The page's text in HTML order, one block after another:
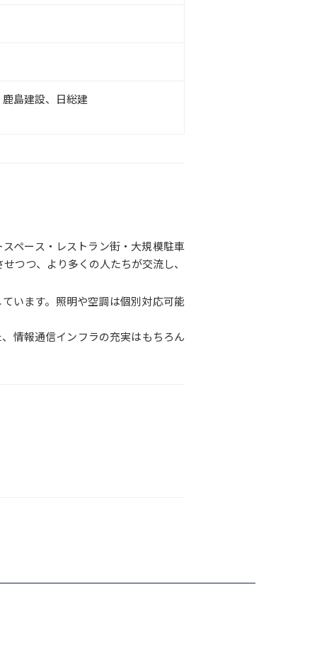
島建設、日総建
ペース・レストラン街・大規模駐車
つ、より多くの人たちが交流し、
います。照明や空調は個別対応可能
情報通信インフラの充実はもちろん